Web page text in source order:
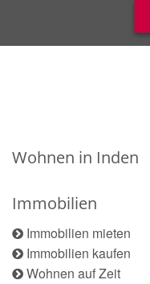
Wohnen in Inden
Immobilien
Immobilien mieten
Immobilien kaufen
Wohnen auf Zeit